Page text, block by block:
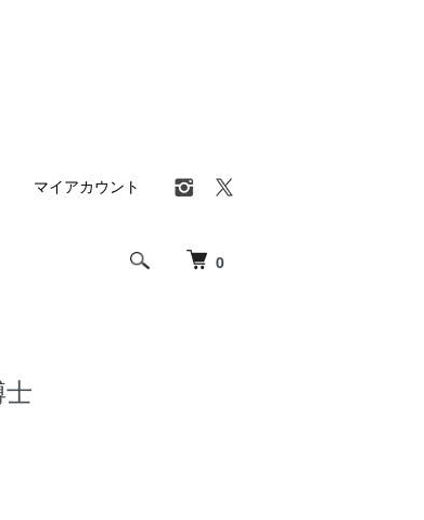
0
マイアカウント